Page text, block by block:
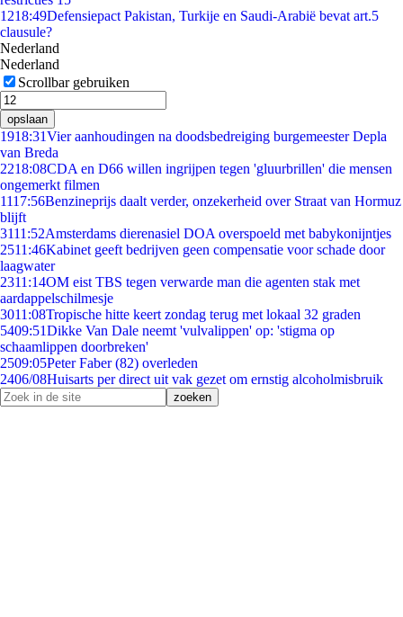
1218:49Defensiepact Pakistan, Turkije en Saudi-Arabië bevat art.5
clausule?
Nederland
Nederland
Scrollbar gebruiken
opslaan
1918:31Vier aanhoudingen na doodsbedreiging burgemeester Depla
van Breda
2218:08CDA en D66 willen ingrijpen tegen 'gluurbrillen' die mensen
ongemerkt filmen
1117:56Benzineprijs daalt verder, onzekerheid over Straat van Hormuz
blijft
3111:52Amsterdams dierenasiel DOA overspoeld met babykonijntjes
2511:46Kabinet geeft bedrijven geen compensatie voor schade door
laagwater
2311:14OM eist TBS tegen verwarde man die agenten stak met
aardappelschilmesje
3011:08Tropische hitte keert zondag terug met lokaal 32 graden
5409:51Dikke Van Dale neemt 'vulvalippen' op: 'stigma op
schaamlippen doorbreken'
2509:05Peter Faber (82) overleden
2406/08Huisarts per direct uit vak gezet om ernstig alcoholmisbruik